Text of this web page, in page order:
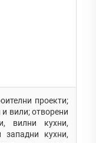
проекти;
и вили; отворени
вилни кухни,
западни кухни,